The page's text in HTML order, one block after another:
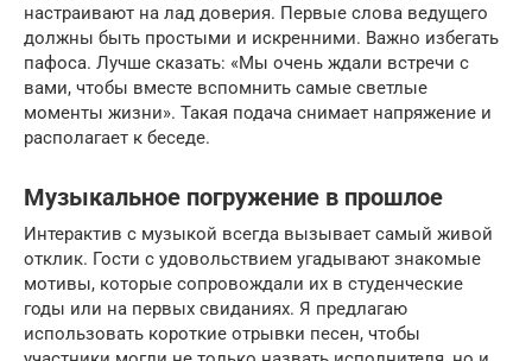
настраивают на лад доверия. Первые слова ведущего
должны быть простыми и искренними. Важно избегать
пафоса. Лучше сказать: «Мы очень ждали встречи с
вами, чтобы вместе вспомнить самые светлые
моменты жизни». Такая подача снимает напряжение и
располагает к беседе.
Музыкальное погружение в прошлое
Интерактив с музыкой всегда вызывает самый живой
отклик. Гости с удовольствием угадывают знакомые
мотивы, которые сопровождали их в студенческие
годы или на первых свиданиях. Я предлагаю
использовать короткие отрывки песен, чтобы